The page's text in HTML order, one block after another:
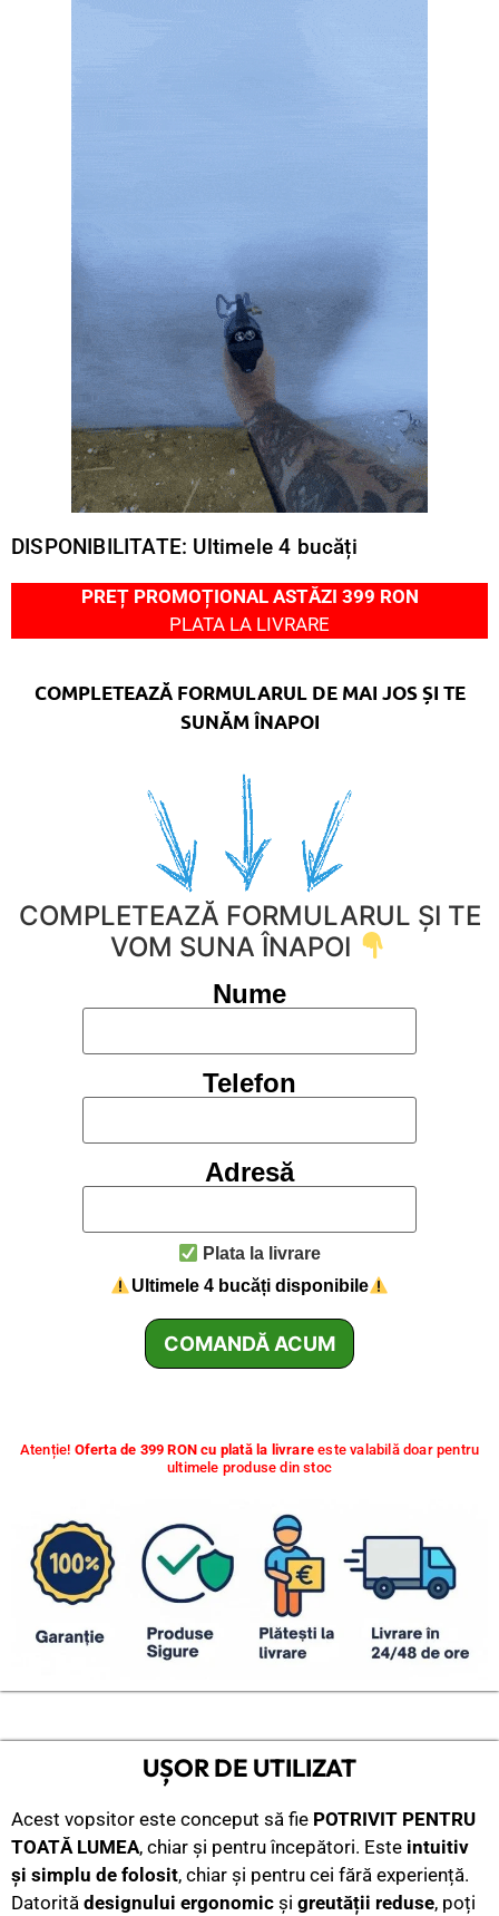
DISPONIBILITATE: Ultimele 4 bucăți
PREȚ PROMOȚIONAL ASTĂZI 399 RON
PLATA LA LIVRARE
COMPLETEAZĂ FORMULARUL DE MAI JOS ȘI TE
SUNĂM ÎNAPOI
COMPLETEAZĂ FORMULARUL ȘI TE
VOM SUNA ÎNAPOI
Nume
Telefon
Adresă
Plata la livrare
Ultimele 4 bucăți disponibile
Atenție! Oferta de 399 RON cu plată la livrare este valabilă doar pentru
ultimele produse din stoc
UȘOR DE UTILIZAT
Acest vopsitor este conceput să fie POTRIVIT PENTRU
TOATĂ LUMEA, chiar și pentru începători. Este intuitiv
și simplu de folosit, chiar și pentru cei fără experiență.
Datorită designului ergonomic și greutății reduse, poți